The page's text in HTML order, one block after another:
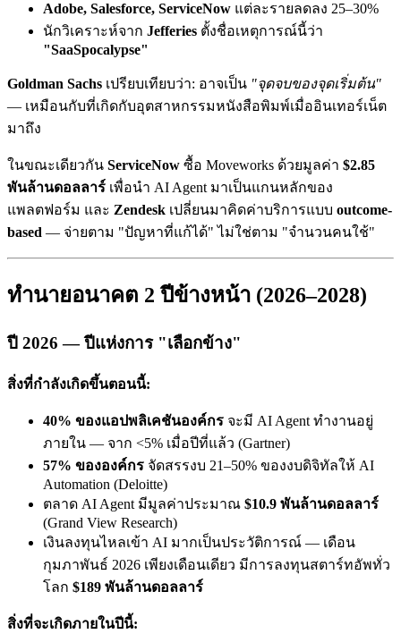
Adobe, Salesforce, ServiceNow แต่ละรายลดลง 25–30%
นักวิเคราะห์จาก Jefferies ตั้งชื่อเหตุการณ์นี้ว่า
"SaaSpocalypse"
Goldman Sachs เปรียบเทียบว่า: อาจเป็น "จุดจบของจุดเริ่มต้น"
— เหมือนกับที่เกิดกับอุตสาหกรรมหนังสือพิมพ์เมื่ออินเทอร์เน็ต
มาถึง
ในขณะเดียวกัน ServiceNow ซื้อ Moveworks ด้วยมูลค่า $2.85
พันล้านดอลลาร์ เพื่อนำ AI Agent มาเป็นแกนหลักของ
แพลตฟอร์ม และ Zendesk เปลี่ยนมาคิดค่าบริการแบบ outcome-
based — จ่ายตาม "ปัญหาที่แก้ได้" ไม่ใช่ตาม "จำนวนคนใช้"
ทำนายอนาคต 2 ปีข้างหน้า (2026–2028)
ปี 2026 — ปีแห่งการ "เลือกข้าง"
สิ่งที่กำลังเกิดขึ้นตอนนี้:
40% ของแอปพลิเคชันองค์กร จะมี AI Agent ทำงานอยู่
ภายใน — จาก <5% เมื่อปีที่แล้ว (Gartner)
57% ขององค์กร จัดสรรงบ 21–50% ของงบดิจิทัลให้ AI
Automation (Deloitte)
ตลาด AI Agent มีมูลค่าประมาณ $10.9 พันล้านดอลลาร์
(Grand View Research)
เงินลงทุนไหลเข้า AI มากเป็นประวัติการณ์ — เดือน
กุมภาพันธ์ 2026 เพียงเดือนเดียว มีการลงทุนสตาร์ทอัพทั่ว
โลก $189 พันล้านดอลลาร์
สิ่งที่จะเกิดภายในปีนี้: